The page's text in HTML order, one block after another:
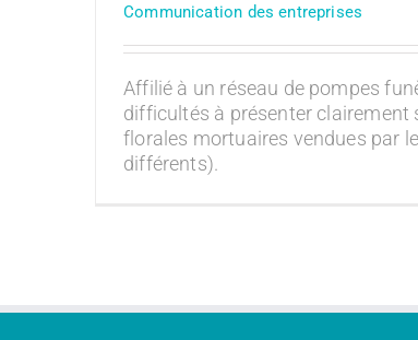
Communication des entreprises
Affilié à un réseau de pompes
difficultés à présenter
florales mortuaires vendues par
différents).